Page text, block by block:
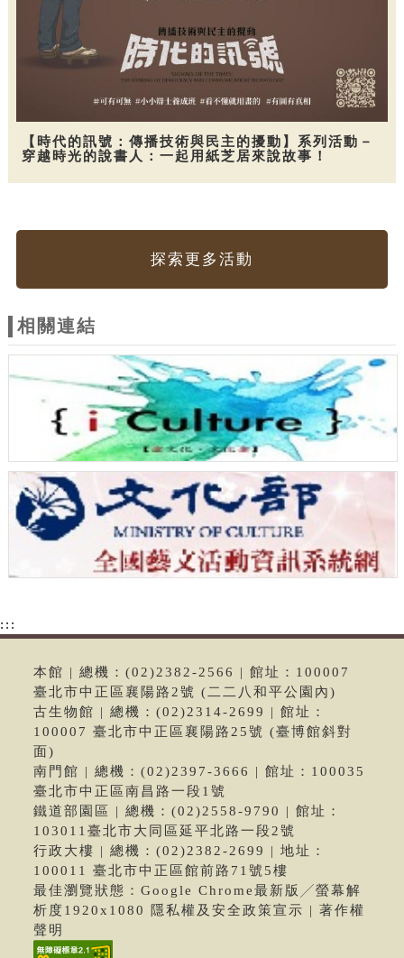
【時代的訊號：傳播技術與民主的擾動】系列活動－
穿越時光的說書人：一起用紙芝居來說故事！
探索更多活動
相關連結
:::
本館 | 總機：(02)2382-2566 | 館址：100007
臺北市中正區襄陽路2號 (二二八和平公園內)
古生物館 | 總機：(02)2314-2699 | 館址：
100007 臺北市中正區襄陽路25號 (臺博館斜對
面)
南門館 | 總機：(02)2397-3666 | 館址：100035
臺北市中正區南昌路一段1號
鐵道部園區 | 總機：(02)2558-9790 | 館址：
103011臺北市大同區延平北路一段2號
行政大樓 | 總機：(02)2382-2699 | 地址：
100011 臺北市中正區館前路71號5樓
最佳瀏覽狀態：Google Chrome最新版╱螢幕解
析度1920x1080 隱私權及安全政策宣示 | 著作權
聲明